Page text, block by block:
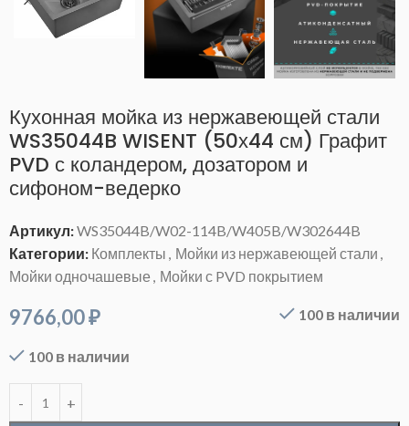
Кухонная мойка из нержавеющей стали
WS35044B WISENT (50х44 см) Графит
PVD с коландером, дозатором и
сифоном-ведерко
Артикул:WS35044B/W02-114B/W405B/W302644B
Категории: Комплекты , Мойки из нержавеющей стали ,
Мойки одночашевые , Мойки с PVD покрытием
9766,00₽ 100 в наличии
100 в наличии